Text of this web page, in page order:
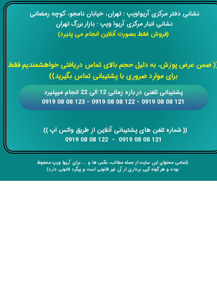
​​نشانی دفتر مرکزی آریواویپ : تهران، خیابان نامجو،کوچه رمضانی
نشانی انبار مرکزی آریوا ویپ : بازار بزرگ تهران
(فروش فقط بصورت آنلاین انجام می پذیرد)
ضمن عرض پوزش، به دلیل حجم بالای تماس دریافتی خواهشمندیم فقط
برای موارد ضروری با پشتیبانی تماس بگیرید))
​​​​​​​​​​​​​​(( ​​​​​​​شماره تلفن های پشتیبانی آنلاین از طریق واتس اپ ))
​​​​​​​121 08 08 0919 - 122 08 08 0919
​​پشتیبانی تلفنی در بازه زمانی 12 الی 22 انجام میپذیرد
121 08 08 0919 - 122 08 08 0919 - 123 08 08 0919
(تمامی محتوای این سایت از جمله مطالب، عکس ها و ... برای آریوا ویپ محفوظ
بوده و هر گونه کپی برداری از آن غیر قانونی است و پیگرد قانونی دارد)